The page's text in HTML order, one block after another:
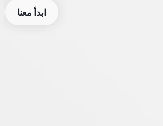
ابدأ معنا